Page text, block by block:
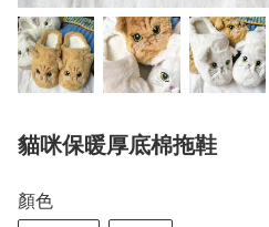
貓咪保暖厚底棉拖鞋
顏色